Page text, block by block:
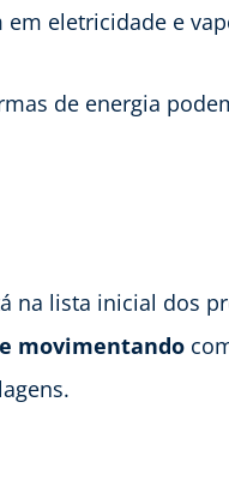
em eletricidade e
de energia
na lista inicial dos
movimentando